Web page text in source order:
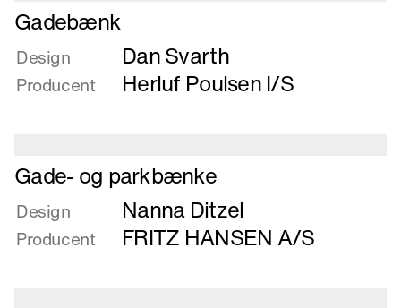
Læs
mere
om
Gadebænk
Gadebænk
Design Dan Svarth
Producent Herluf Poulsen I/S
Læs
mere
om
Gade-
og
Gade- og parkbænke
Design Nanna Ditzel
Producent FRITZ HANSEN A/S